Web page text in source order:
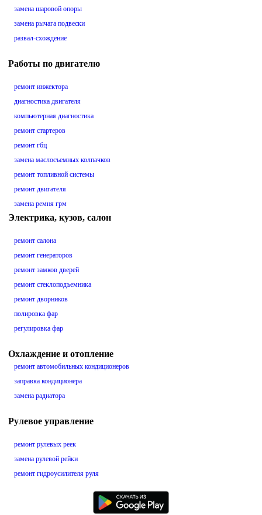
замена шаровой опоры
замена рычага подвески
развал-схождение
Работы по двигателю
ремонт инжектора
диагностика двигателя
компьютерная диагностика
ремонт стартеров
ремонт гбц
замена маслосъемных колпачков
ремонт топливной системы
ремонт двигателя
замена ремня грм
Электрика, кузов, салон
ремонт салона
ремонт генераторов
ремонт замков дверей
ремонт стеклоподъемника
ремонт дворников
полировка фар
регулировка фар
Охлаждение и отопление
ремонт автомобильных кондиционеров
заправка кондиционера
замена радиатора
Рулевое управление
ремонт рулевых реек
замена рулевой рейки
ремонт гидроусилителя руля